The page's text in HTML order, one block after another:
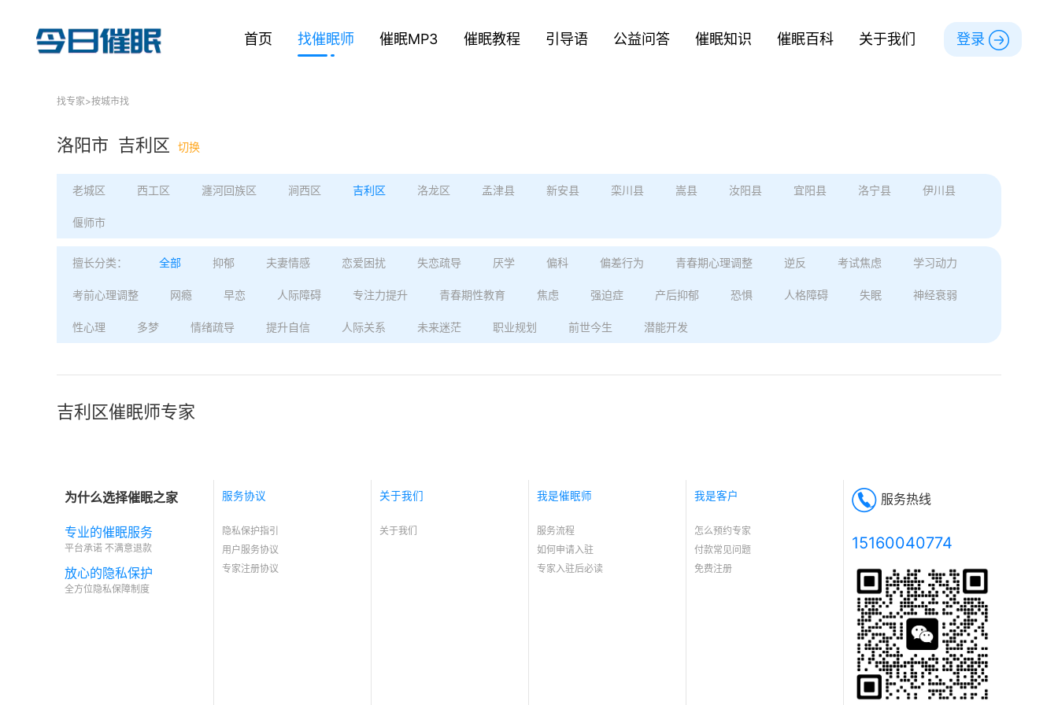
首页 找催眠师 催眠MP3 催眠教程 引导语 公益问答 催眠知识 催眠百科 关于我们 登录
找专家>按城市找
洛阳市 吉利区 切换
老城区 西工区 瀍河回族区 涧西区 吉利区 洛龙区 孟津县 新安县 栾川县 嵩县 汝阳县 宜阳县 洛宁县 伊川县
偃师市
擅长分类： 全部 抑郁 夫妻情感 恋爱困扰 失恋疏导 厌学 偏科 偏差行为 青春期心理调整 逆反 考试焦虑 学习动力
考前心理调整 网瘾 早恋 人际障碍 专注力提升 青春期性教育 焦虑 强迫症 产后抑郁 恐惧 人格障碍 失眠 神经衰弱
性心理 多梦 情绪疏导 提升自信 人际关系 未来迷茫 职业规划 前世今生 潜能开发
吉利区催眠师专家
为什么选择催眠之家
专业的催眠服务
平台承诺 不满意退款
放心的隐私保护
全方位隐私保障制度
服务协议
隐私保护指引
用户服务协议
专家注册协议
关于我们
关于我们
我是催眠师
服务流程
如何申请入驻
专家入驻后必读
我是客户
怎么预约专家
付款常见问题
免费注册
服务热线
15160040774